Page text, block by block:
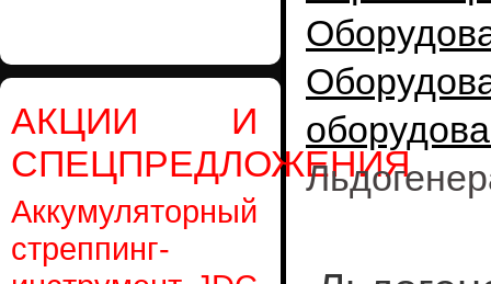
АКЦИИ И
СПЕЦПРЕДЛОЖЕНИЯ
Аккумуляторный
стреппинг-